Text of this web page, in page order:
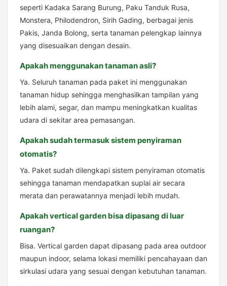
seperti Kadaka Sarang Burung, Paku Tanduk Rusa,
Monstera, Philodendron, Sirih Gading, berbagai jenis
Pakis, Janda Bolong, serta tanaman pelengkap lainnya
yang disesuaikan dengan desain.
Apakah menggunakan tanaman asli?
Ya. Seluruh tanaman pada paket ini menggunakan
tanaman hidup sehingga menghasilkan tampilan yang
lebih alami, segar, dan mampu meningkatkan kualitas
udara di sekitar area pemasangan.
Apakah sudah termasuk sistem penyiraman
otomatis?
Ya. Paket sudah dilengkapi sistem penyiraman otomatis
sehingga tanaman mendapatkan suplai air secara
merata dan perawatannya menjadi lebih mudah.
Apakah vertical garden bisa dipasang di luar
ruangan?
Bisa. Vertical garden dapat dipasang pada area outdoor
maupun indoor, selama lokasi memiliki pencahayaan dan
sirkulasi udara yang sesuai dengan kebutuhan tanaman.